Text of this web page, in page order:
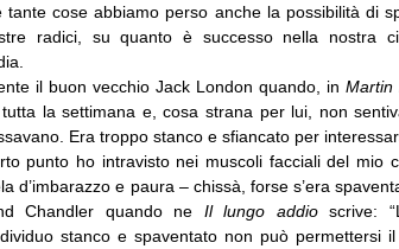
tante cose abbiamo perso anche la possibilità di
radici, su quanto è successo nella nostra
il buon vecchio Jack London quando, inMartin
la settimana e, cosa strana per lui, non
Era troppo stanco e sfiancato per
punto ho intravisto nei muscoli facciali del mio
d’imbarazzo e paura – chissà, forse s’era
Chandler quando ne Il lungo addioscrive:
stanco e spaventato non può permettersi